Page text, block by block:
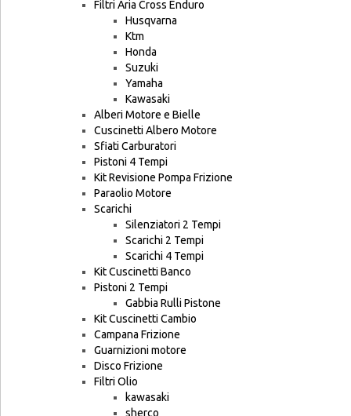
Filtri Aria Cross Enduro
Husqvarna
Ktm
Honda
Suzuki
Yamaha
Kawasaki
Alberi Motore e Bielle
Cuscinetti Albero Motore
Sfiati Carburatori
Pistoni 4 Tempi
Kit Revisione Pompa Frizione
Paraolio Motore
Scarichi
Silenziatori 2 Tempi
Scarichi 2 Tempi
Scarichi 4 Tempi
Kit Cuscinetti Banco
Pistoni 2 Tempi
Gabbia Rulli Pistone
Kit Cuscinetti Cambio
Campana Frizione
Guarnizioni motore
Disco Frizione
Filtri Olio
kawasaki
sherco